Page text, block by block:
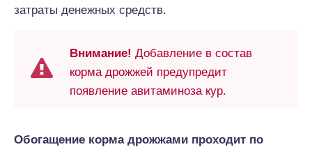
затраты денежных средств.
Внимание! Добавление в состав
корма дрожжей предупредит
появление авитаминоза кур.
Обогащение корма дрожжами проходит по